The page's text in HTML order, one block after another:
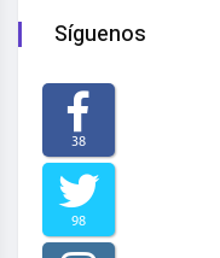
Síguenos
38
98